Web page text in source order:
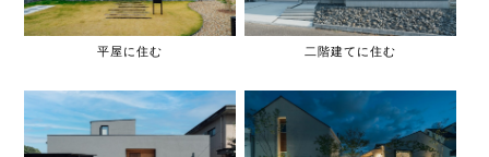
平屋に住む 二階建てに住む